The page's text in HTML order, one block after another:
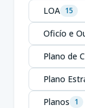
LOA 15
Oficío e
Plano de
Plano
Planos 1